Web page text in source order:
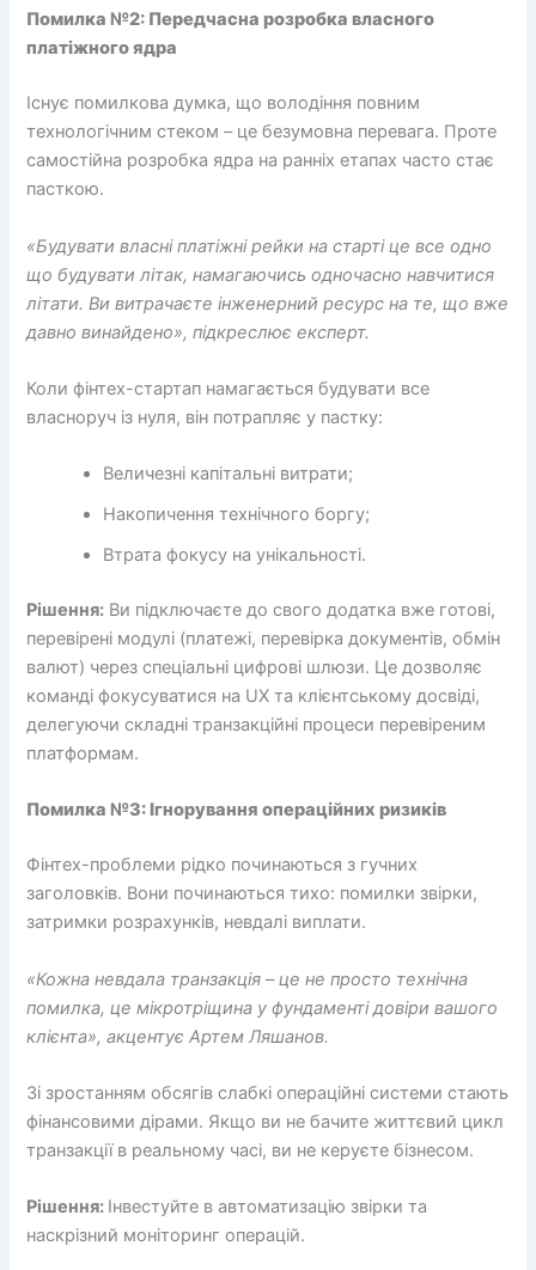
Помилка №2: Передчасна розробка власного
платіжного ядра
Існує помилкова думка, що володіння повним
технологічним стеком – це безумовна перевага. Проте
самостійна розробка ядра на ранніх етапах часто стає
пасткою.
«Будувати власні платіжні рейки на старті це все одно
що будувати літак, намагаючись одночасно навчитися
літати. Ви витрачаєте інженерний ресурс на те, що вже
давно винайдено», підкреслює експерт.
Коли фінтех-стартап намагається будувати все
власноруч із нуля, він потрапляє у пастку:
Величезні капітальні витрати;
Накопичення технічного боргу;
Втрата фокусу на унікальності.
Рішення: Ви підключаєте до свого додатка вже готові,
перевірені модулі (платежі, перевірка документів, обмін
валют) через спеціальні цифрові шлюзи. Це дозволяє
команді фокусуватися на UX та клієнтському досвіді,
делегуючи складні транзакційні процеси перевіреним
платформам.
Помилка №3: Ігнорування операційних ризиків
Фінтех-проблеми рідко починаються з гучних
заголовків. Вони починаються тихо: помилки звірки,
затримки розрахунків, невдалі виплати.
«Кожна невдала транзакція – це не просто технічна
помилка, це мікротріщина у фундаменті довіри вашого
клієнта», акцентує Артем Ляшанов.
Зі зростанням обсягів слабкі операційні системи стають
фінансовими дірами. Якщо ви не бачите життєвий цикл
транзакції в реальному часі, ви не керуєте бізнесом.
Рішення: Інвестуйте в автоматизацію звірки та
наскрізний моніторинг операцій.